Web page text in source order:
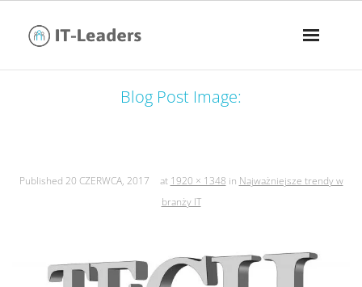
Blog Post Image:
Published 20 CZERWCA, 2017 at 1920 × 1348 in Najważniejsze trendy w
branży IT